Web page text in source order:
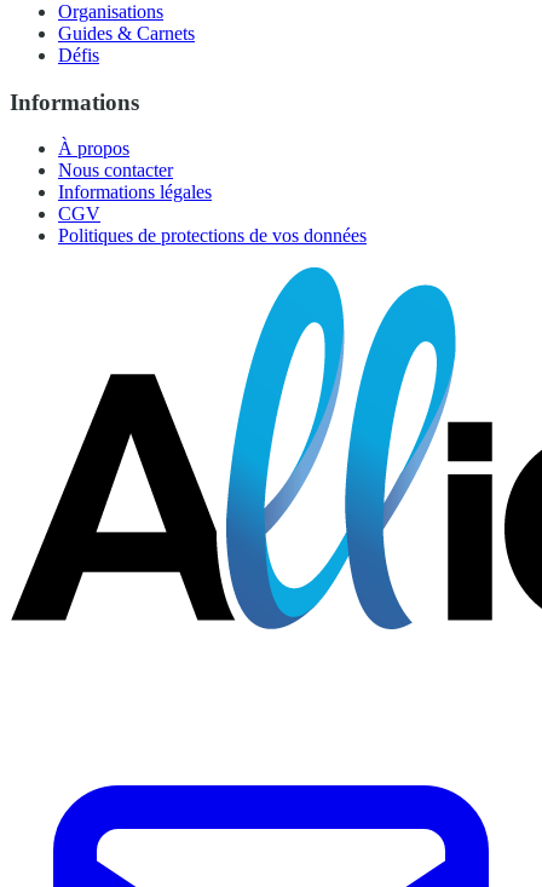
Organisations
Guides & Carnets
Défis
Informations
À propos
Nous contacter
Informations légales
CGV
Politiques de protections de vos données